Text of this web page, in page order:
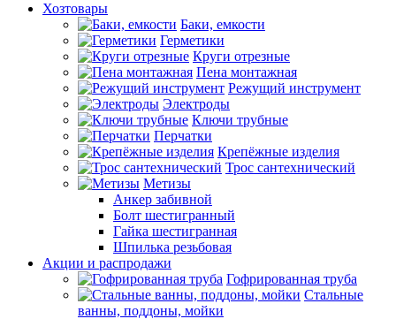
Хозтовары
Баки, емкости
Герметики
Круги отрезные
Пена монтажная
Режущий инструмент
Электроды
Ключи трубные
Перчатки
Крепёжные изделия
Трос сантехнический
Метизы
Анкер забивной
Болт шестигранный
Гайка шестигранная
Шпилька резьбовая
Акции и распродажи
Гофрированная труба
Стальные
ванны, поддоны, мойки